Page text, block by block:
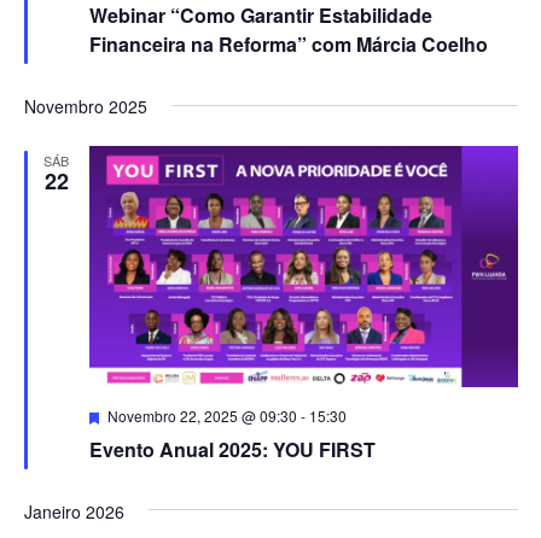
Webinar “Como Garantir Estabilidade
Financeira na Reforma” com Márcia Coelho
Novembro 2025
SÁB
22
Evento Anual 2025: YOU FIRST
Destacado
Novembro 22, 2025 @ 09:30 - 15:30
Janeiro 2026